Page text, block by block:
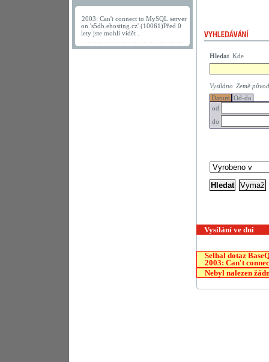
2003: Can't connect to MySQL server
on 's5db.ehosting.cz' (10061)Před 0
lety jste mohli vidět .
Hledat Kde
Vysíláno Země
Datum Od-do
od
do
Vysílání ve dni
Selhal dotaz
2003: Can't
Nebyl nalezen